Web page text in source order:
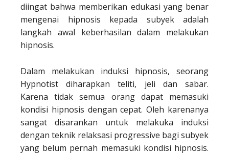
diingat bahwa memberikan edukasi yang benar
mengenai hipnosis kepada subyek adalah
langkah awal keberhasilan dalam melakukan
hipnosis.
Dalam melakukan induksi hipnosis, seorang
Hypnotist diharapkan teliti, jeli dan sabar.
Karena tidak semua orang dapat memasuki
kondisi hipnosis dengan cepat. Oleh karenanya
sangat disarankan untuk melakuka induksi
dengan teknik relaksasi progressive bagi subyek
yang belum pernah memasuki kondisi hipnosis.